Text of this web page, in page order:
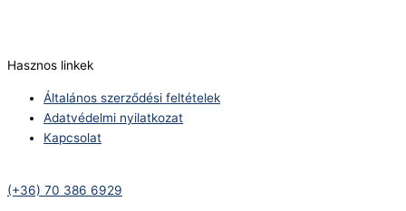
Hasznos linkek
Általános szerződési feltételek
Adatvédelmi nyilatkozat
Kapcsolat
(+36) 70 386 6929